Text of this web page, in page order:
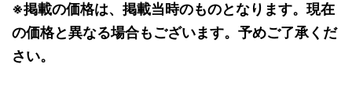
※掲載の価格は、掲載当時のものとなります。現在
の価格と異なる場合もございます。予めご了承くだ
さい。